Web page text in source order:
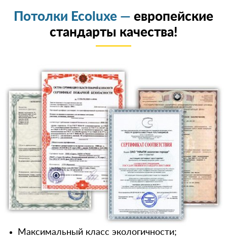
Потолки Ecoluxe — европейские
стандарты качества!
Максимальный класс экологичности;